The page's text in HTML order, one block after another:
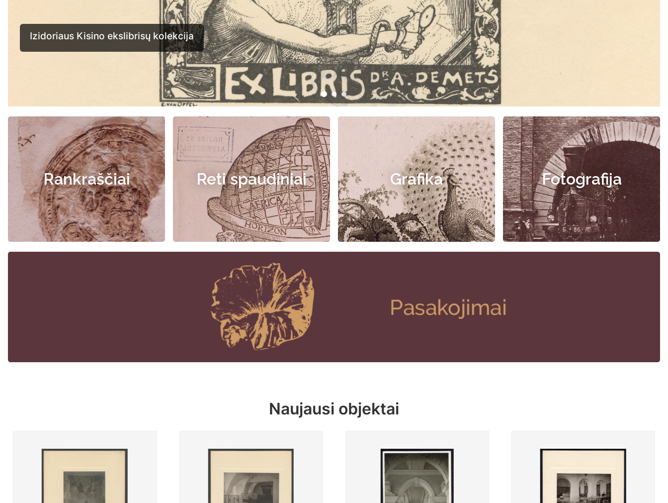
Rankraščiai Reti spaudiniai Grafika Fotografija
Naujausi objektai